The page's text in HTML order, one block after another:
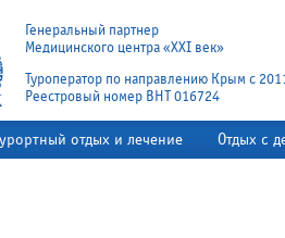
Генеральный партнер
Медицинского центра «XXI век»
Туроператор по направлению Крым с
Реестровый номер ВНТ 016724
отдых и лечение Отдых с